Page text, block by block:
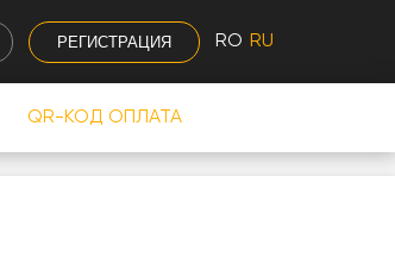
РЕГИСТРАЦИЯ RO RU
QR-КОД ОПЛАТА